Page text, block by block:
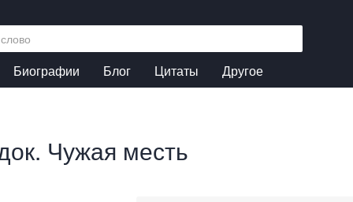
Биографии Блог Цитаты Другое
Чужая месть